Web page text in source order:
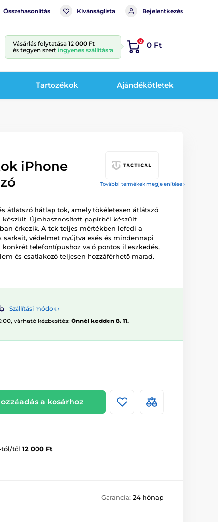
Összehasonlítás Kívánságlista Bejelentkezés
Vásárlás folytatása 12 000 Ft
és tegyen szert ingyenes szállításra
0 0 Ft
Tartozékok Ajándékötletek
További termékek megjelenítése ›
iPhone
átlátszó hátlap tok, amely tökéletesen átlátszó
Újrahasznosított papírból készült
érkezik. A tok teljes mértékben lefedi a
védelmet nyújtva esés és mindennapi
konkrét telefontípushoz való pontos illeszkedés,
és csatlakozó teljesen hozzáférhető marad.
Szállítási módok ›
várható kézbesítés: Önnél kedden 8. 11.
a kosárhoz
tól/től 12 000 Ft
Garancia: 24 hónap